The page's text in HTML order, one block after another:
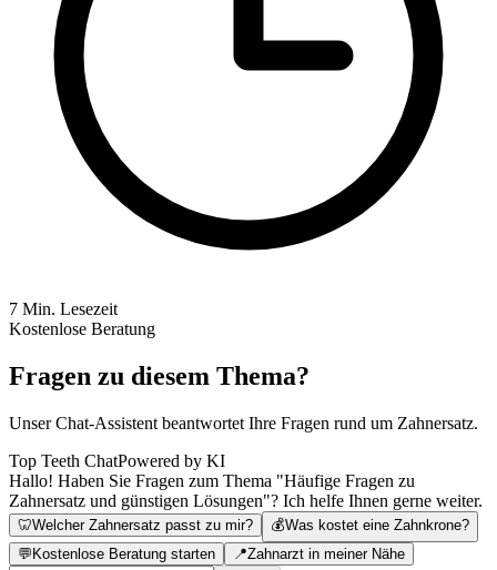
7 Min. Lesezeit
Kostenlose Beratung
Fragen zu diesem Thema?
Unser Chat-Assistent beantwortet Ihre Fragen rund um Zahnersatz.
Top Teeth ChatPowered by KI
Hallo! Haben Sie Fragen zum Thema "Häufige Fragen zu
Zahnersatz und günstigen Lösungen"? Ich helfe Ihnen gerne weiter.
🦷Welcher Zahnersatz passt zu mir? 💰Was kostet eine Zahnkrone?
💬Kostenlose Beratung starten 📍Zahnarzt in meiner Nähe